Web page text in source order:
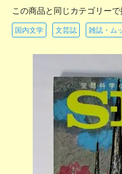
この商品と同じカテゴリーで
国内文学 文芸誌 雑誌・ム